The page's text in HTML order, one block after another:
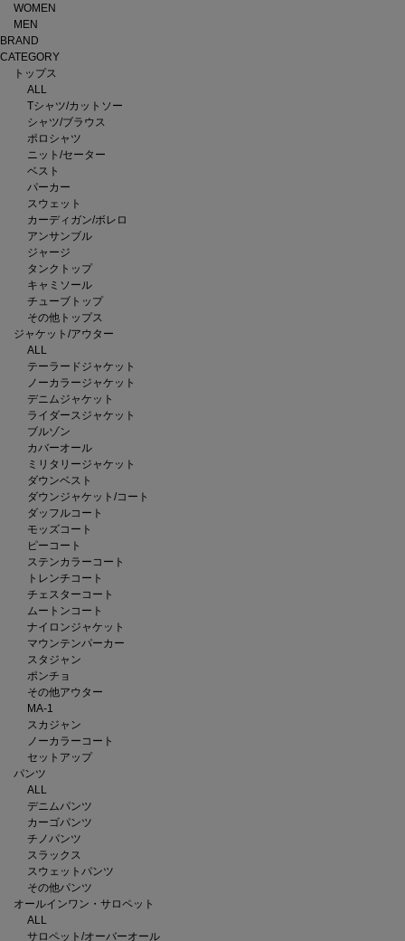
WOMEN
MEN
BRAND
CATEGORY
トップス
ALL
Tシャツ/カットソー
シャツ/ブラウス
ポロシャツ
ニット/セーター
ベスト
パーカー
スウェット
カーディガン/ボレロ
アンサンブル
ジャージ
タンクトップ
キャミソール
チューブトップ
その他トップス
ジャケット/アウター
ALL
テーラードジャケット
ノーカラージャケット
デニムジャケット
ライダースジャケット
ブルゾン
カバーオール
ミリタリージャケット
ダウンベスト
ダウンジャケット/コート
ダッフルコート
モッズコート
ピーコート
ステンカラーコート
トレンチコート
チェスターコート
ムートンコート
ナイロンジャケット
マウンテンパーカー
スタジャン
ポンチョ
その他アウター
MA-1
スカジャン
ノーカラーコート
セットアップ
パンツ
ALL
デニムパンツ
カーゴパンツ
チノパンツ
スラックス
スウェットパンツ
その他パンツ
オールインワン・サロペット
ALL
サロペット/オーバーオール